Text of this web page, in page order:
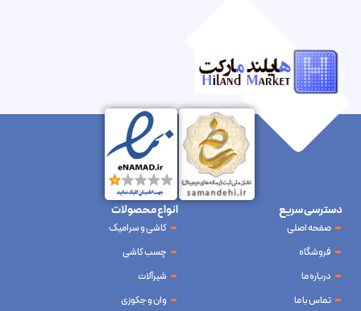
دسترسی سریع
صفحه اصلی
فروشگاه
درباره ما
تماس با ما
انواع محصولات
کاشی و سرامیک
چسب کاشی
شیرآلات
وان و جکوزی